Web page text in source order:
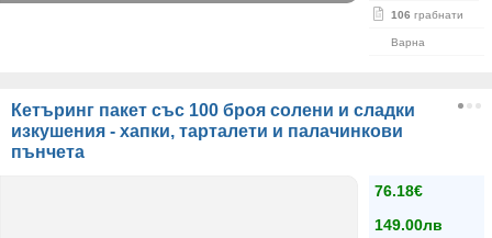
106 грабнати
Варна
Кетъринг пакет със 100 броя солени и сладки
изкушения - хапки, тарталети и палачинкови
пънчета
76.18€
149.00лв